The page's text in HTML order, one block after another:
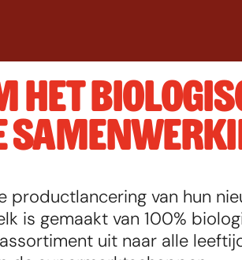
HET
van hun
is gemaakt van 100%
uit naar alle